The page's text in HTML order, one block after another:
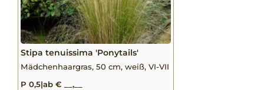
Stipa tenuissima 'Ponytails'
Mädchenhaargras, 50 cm, weiß, VI-VII
P 0,5|ab € __,__